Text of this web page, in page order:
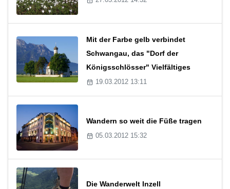
Mit der Farbe gelb verbindet
Schwangau, das "Dorf der
Königsschlösser" Vielfältiges
19.03.2012 13:11
Wandern so weit die Füße tragen
05.03.2012 15:32
Die Wanderwelt Inzell